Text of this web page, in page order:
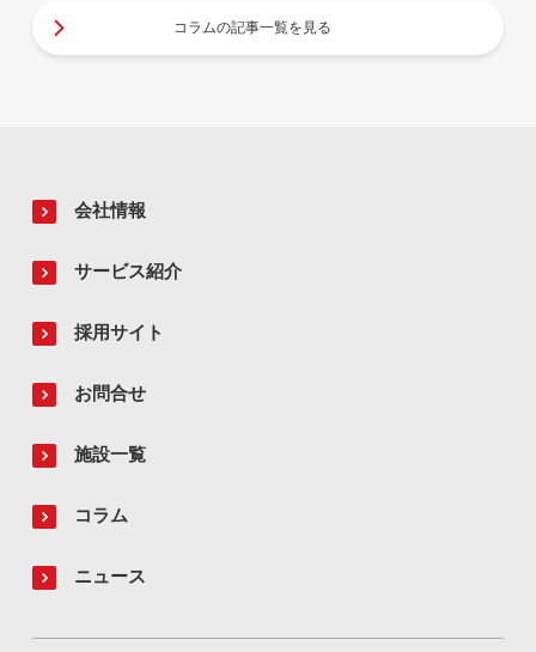
コラムの記事一覧を見る
会社情報
サービス紹介
採用サイト
お問合せ
施設一覧
コラム
ニュース